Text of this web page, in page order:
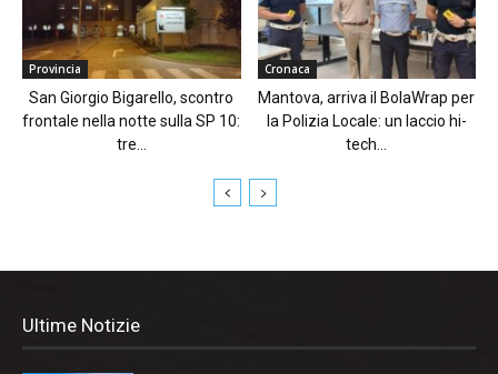
Provincia
San Giorgio Bigarello, scontro
frontale nella notte sulla SP 10:
tre...
Cronaca
Mantova, arriva il BolaWrap per
la Polizia Locale: un laccio hi-
tech...
Ultime Notizie